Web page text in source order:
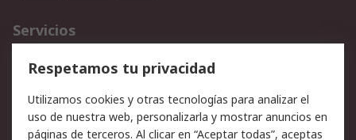
Servicios
Cómo realizar pedidos
Devoluciones
Facturación y pago
Ofertas
Soporte técnico
Respetamos tu privacidad
Utilizamos cookies y otras tecnologías para analizar el
uso de nuestra web, personalizarla y mostrar anuncios en
páginas de terceros. Al clicar en “Aceptar todas”, aceptas